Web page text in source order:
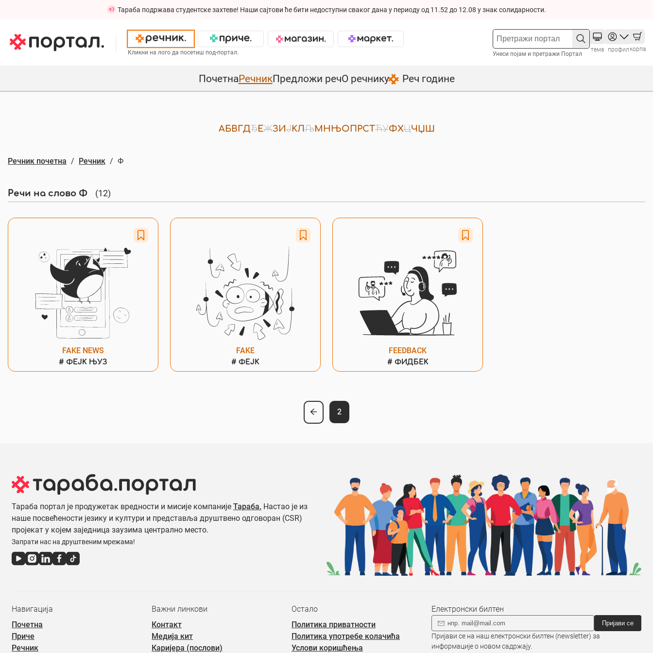
Тараба подржава студентске захтеве! Наши сајтови ће бити недоступни сваког дана у периоду од 11.52 до 12.08 у знак солидарности.
Кликни на лого да посетиш под-портал. Унеси појам и претражи Портал
тема профил корпа
ПочетнаРечникПредложи речО речнику Реч године
AБВГ ДЂЕЖЗИЈКЛЉМНЊОПРС ТЋУФХЦЧЏШ
Речник почетна Речник Ф
Речи на слово Ф (12)
FAKE NEWS
# ФЕЈК ЊУЗ
FAKE
# ФЕЈК
FEEDBACK
# ФИДБЕК
2
Тараба портал је продужетак вредности и мисије компаније Тараба. Настао је из
наше посвећености језику и култури и представља друштвено одговоран (CSR)
пројекат у којем заједница заузима централно место.
Запрати нас на друштвеним мрежама!
Навигација
Почетна
Приче
Речник
Важни линкови
Контакт
Медија кит
Каријера (послови)
Остало
Политика приватности
Политика употребе колачића
Услови коришћења
Електронски билтен
Пријави се
Пријави се на наш електронски билтен (newsletter) за
информације о новом садржају.